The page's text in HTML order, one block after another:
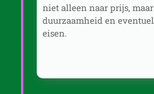
niet alleen naar prijs,
duurzaamheid en
eisen.